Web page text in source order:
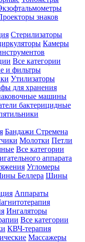
знаков
Стерилизаторы
Камеры
Все категории
и фильтры
Утилизаторы
для хранения
машины
бактерицидные
Бандажи Стремена
Молотки Петли
Все категории
аппарата
Угломеры
Беллера Шины
Аппараты
Ингаляторы
Все категории
КВЧ-терапия
Массажеры